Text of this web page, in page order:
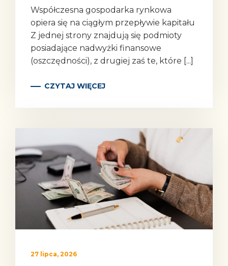
Współczesna gospodarka rynkowa
opiera się na ciągłym przepływie kapitału
Z jednej strony znajdują się podmioty
posiadające nadwyżki finansowe
(oszczędności), z drugiej zaś te, które [...]
CZYTAJ WIĘCEJ
27 lipca, 2026